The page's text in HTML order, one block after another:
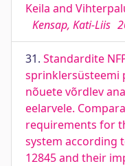
Keila and
Kensap, Kati-Liis
31. Standardite
sprinklersüsteemi
nõuete võrdlev
eelarvele.
requirements for
system according
12845 and their